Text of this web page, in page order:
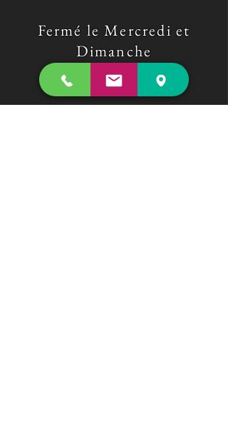
Fermé le Mercredi et
Dimanche